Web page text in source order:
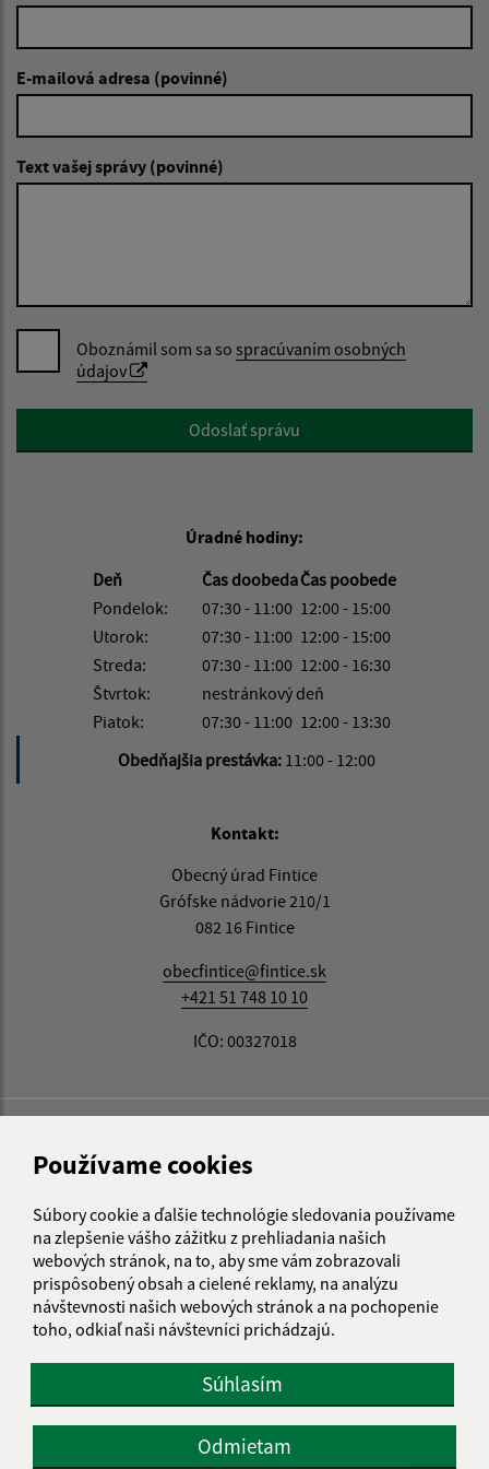
Používame cookies
Súbory cookie a ďalšie technológie sledovania používame
na zlepšenie vášho zážitku z prehliadania našich
webových stránok, na to, aby sme vám zobrazovali
prispôsobený obsah a cielené reklamy, na analýzu
návštevnosti našich webových stránok a na pochopenie
toho, odkiaľ naši návštevníci prichádzajú.
Súhlasím
Odmietam
E-mailová adresa (povinné)
Text vašej správy (povinné)
Oboznámil som sa so spracúvaním osobných
údajov
Google reCaptcha ResponseOdoslať správu
Úradné hodiny:
Deň
Čas doobedaČas poobede
Pondelok:
07:30 - 11:00 12:00 - 15:00
Utorok:
07:30 - 11:00 12:00 - 15:00
Streda:
07:30 - 11:00 12:00 - 16:30
Štvrtok:
nestránkový deň
Piatok:
07:30 - 11:00 12:00 - 13:30
Obedňajšia prestávka: 11:00 - 12:00
Kontakt:
Obecný úrad Fintice
Grófske nádvorie 210/1
082 16 Fintice
obecfintice@fintice.sk
+421 51 748 10 10
IČO: 00327018
Informácie o stránke: